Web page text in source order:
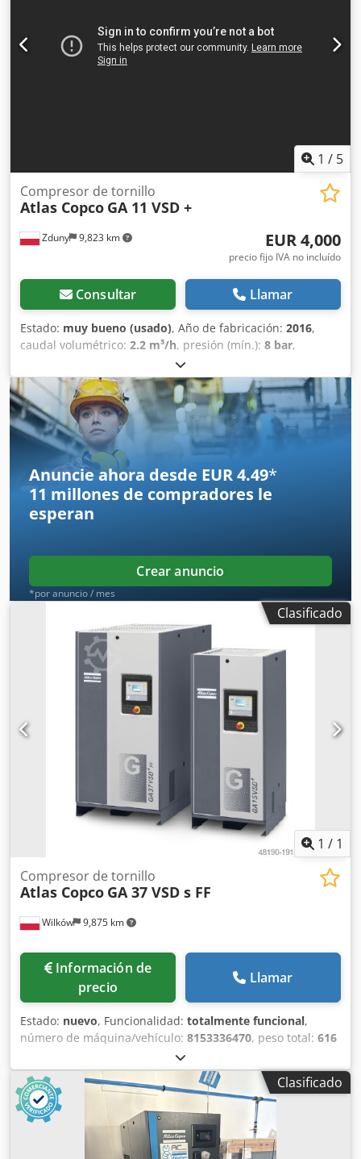
1 / 5
Zduny 9,823 km
Compresor de tornillo
Atlas Copco GA 11 VSD +
EUR 4,000
precio fijo IVA no incluído
Consultar Llamar
Estado: muy bueno (usado), Año de fabricación: 2016,
caudal volumétrico: 2.2 m³/h, presión (mín.): 8 bar,
Compresor de tornillo ATLAS COPCO GA 11 VSD + Velocidad
variable (inversor de frecuencia) Motor de 11 kW Caudal de
1,95 m³/min Dwedpfxjytyh Hj Al Noa Presión de 13 bares
Año de fabricación: 2016 Horas de funcionamiento: 9270
Anuncie ahora desde EUR 4.49*
11 millones de compradores le
esperan
Crear anuncio
*por anuncio / mes
Clasificado
1 / 1
Wilków 9,875 km
Compresor de tornillo
Atlas Copco GA 37 VSD s FF
Información de
precio
Llamar
Estado: nuevo, Funcionalidad: totalmente funcional,
número de máquina/vehículo: 8153336470, peso total: 616
399 m³/h
presión (máx.):13 bar, nivel de ruido:67 dB, tipo de
refrigeración:aire, Equipamiento:documentación /
manual, placa de características disponible, secador
frigorífico
, Somos una empresa especializada en la
industria del aire comprimido con más de 20 años de
Clasificado